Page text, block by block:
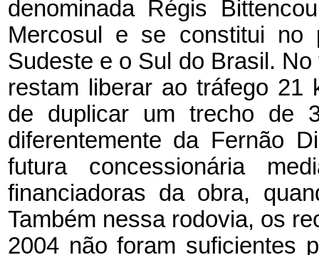
denominada Régis
Mercosul e se constitui no
Sudeste e o Sul do Brasil.
restam liberar ao tráfego 21
de duplicar um trecho de
diferentemente da Fernão
futura concessionária
financiadoras da obra,
Também nessa rodovia, os
2004 não foram suficientes